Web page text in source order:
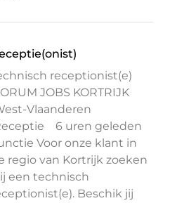
receptionist(e)
JOBS KORTRIJK
Vlaanderen
6 uren geleden
Voor onze klant in
regio van Kortrijk zoeken
een technisch
Beschik jij